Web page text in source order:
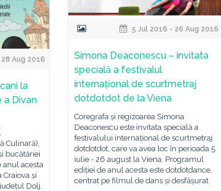
Aug 2016
la
a Divan
Culinară),
bucătăriei
anul acesta
și
Dolj.
5 Jul 2016 - 26 Aug 2016
Simona Deaconescu – invitata
specială a festivalul
internațional de scurtmetraj
dotdotdot de la Viena
Coregrafa și regizoarea Simona
Deaconescu este invitata specială a
festivalului internațional de scurtmetraj
dotdotdot, care va avea loc în perioada 5
iulie - 26 august la Viena. Programul
ediției de anul acesta este dotdotdance,
centrat pe filmul de dans și desfășurat